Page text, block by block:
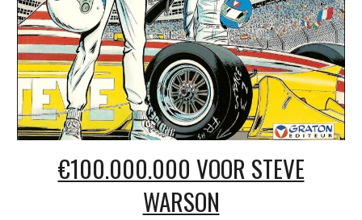
€100.000.000 VOOR STEVE
WARSON